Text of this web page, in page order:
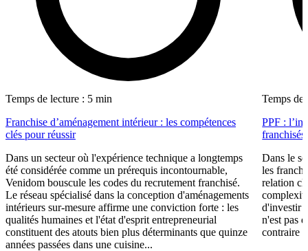
Temps de lecture : 5 min
Franchise d’aménagement intérieur : les compétences
clés pour réussir
Dans un secteur où l'expérience technique a longtemps
été considérée comme un prérequis incontournable,
Venidom bouscule les codes du recrutement franchisé.
Le réseau spécialisé dans la conception d'aménagements
intérieurs sur-mesure affirme une conviction forte : les
qualités humaines et l'état d'esprit entrepreneurial
constituent des atouts bien plus déterminants que quinze
années passées dans une cuisine...
Temps de
PPF :
franchisés
Dans le
les
relation
d'investir
n'est pas
contraire